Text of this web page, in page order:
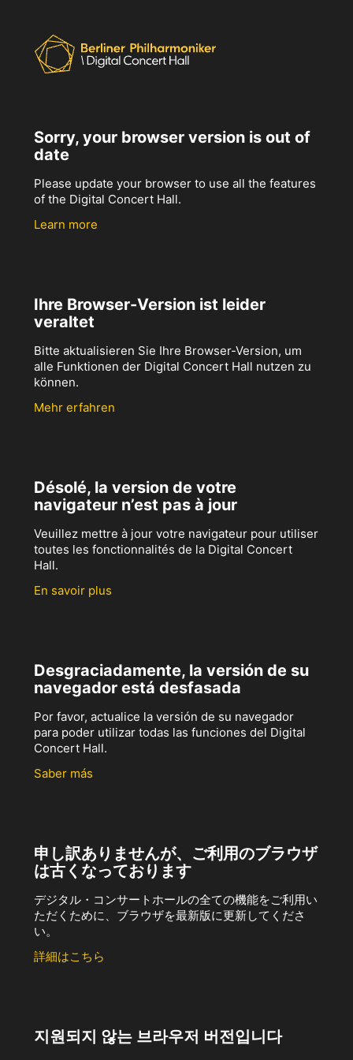
Sorry, your browser version is out of
date
Please update your browser to use all the features
of the Digital Concert Hall.
Learn more
Ihre Browser-Version ist leider
veraltet
Bitte aktualisieren Sie Ihre Browser-Version, um
alle Funktionen der Digital Concert Hall nutzen zu
können.
Mehr erfahren
Désolé, la version de votre
navigateur n’est pas à jour
Veuillez mettre à jour votre navigateur pour utiliser
toutes les fonctionnalités de la Digital Concert
Hall.
En savoir plus
Desgraciadamente, la versión de su
navegador está desfasada
Por favor, actualice la versión de su navegador
para poder utilizar todas las funciones del Digital
Concert Hall.
Saber más
申し訳ありませんが、ご利用のブラウザ
は古くなっております
デジタル・コンサートホールの全ての機能をご利用い
ただくために、ブラウザを最新版に更新してくださ
い。
詳細はこちら
지원되지 않는 브라우저 버전입니다